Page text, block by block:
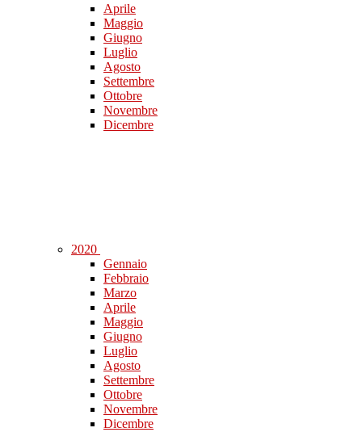
Aprile
Maggio
Giugno
Luglio
Agosto
Settembre
Ottobre
Novembre
Dicembre
2020
Gennaio
Febbraio
Marzo
Aprile
Maggio
Giugno
Luglio
Agosto
Settembre
Ottobre
Novembre
Dicembre